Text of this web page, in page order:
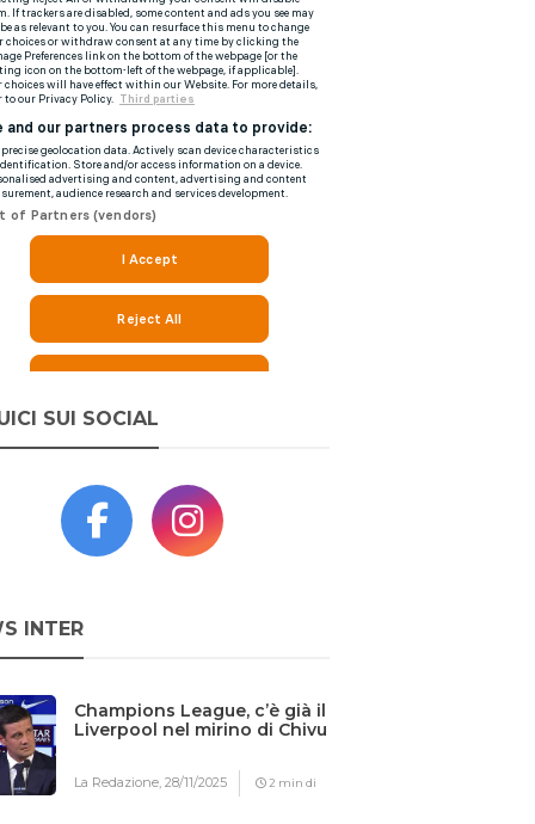
SUI SOCIAL
INTER
Champions League, c’è già il
Liverpool nel mirino di Chivu
La Redazione,28/11/2025 2 min di